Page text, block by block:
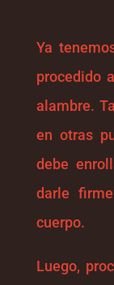
Ya
procedido
alambre.
en otras
debe
darle
cuerpo.
Luego,